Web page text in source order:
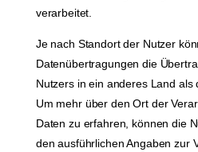
verarbeitet.
Je nach Standort der Nutzer
Datenübertragungen die
Nutzers in ein anderes Land als
Um mehr über den Ort der
Daten zu erfahren, können die
den ausführlichen Angaben zur